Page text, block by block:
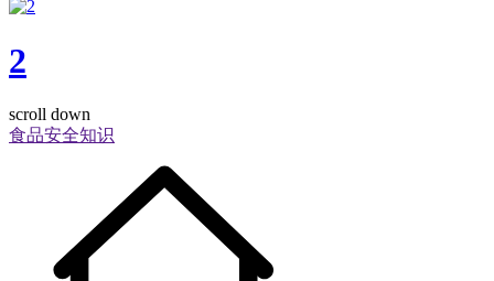
2
scroll down
食品安全知识